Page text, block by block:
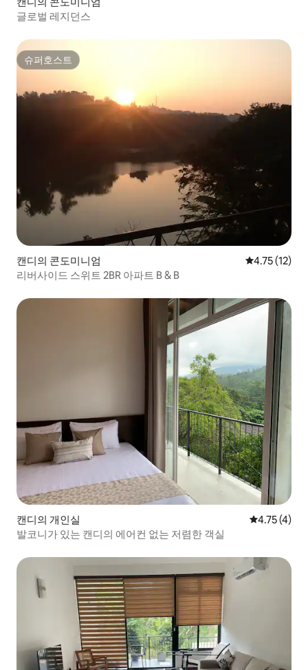
글로벌 레지던스
슈퍼호스트
슈퍼호스트
캔디의 콘도미니엄 평점 4.75점
4.75 (12)
리버사이드 스위트 2BR 아파트 B & B
캔디의 개인실 평점 4.75점
4.75 (4)
발코니가 있는 캔디의 에어컨 없는 저렴한 객실